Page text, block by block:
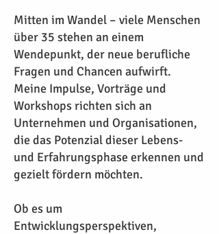
Mitten im Wandel – viele Menschen
über 35 stehen an einem
Wendepunkt, der neue berufliche
Fragen und Chancen aufwirft.
Meine Impulse, Vorträge und
Workshops richten sich an
Unternehmen und Organisationen,
die das Potenzial dieser Lebens-
und Erfahrungsphase erkennen und
gezielt fördern möchten.
Ob es um
Entwicklungsperspektiven,